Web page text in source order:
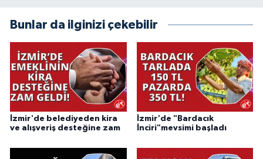
Bunlar da ilginizi çekebilir
İzmir'de belediyeden kira
ve alışveriş desteğine zam
İzmir'de "Bardacık
İnciri"mevsimi başladı